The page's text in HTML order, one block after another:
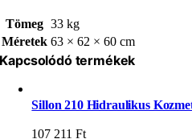
Tömeg 33 kg
Méretek 63 × 62 × 60 cm
Kapcsolódó termékek
Sillon 210 Hidraulikus
107 211Ft